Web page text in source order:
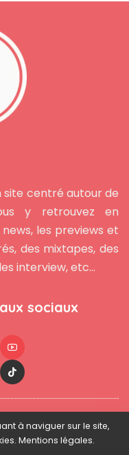
site centré autour de
y retrouvez en
les previews et
des mixtapes, des
interview, etc...
sociaux
● Mentions légales
à naviguer sur le site,
Mentions légales.